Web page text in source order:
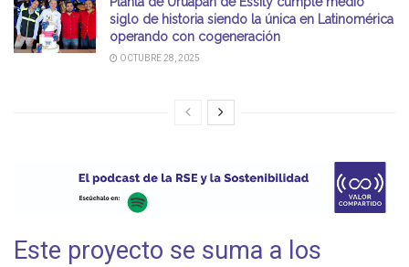
siglo de historia siendo la única en Latinomérica
operando con cogeneración
OCTUBRE 28, 2025
Este proyecto se suma a los